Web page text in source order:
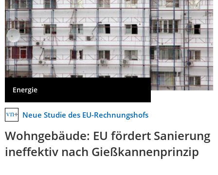
Energie
Neue Studie des EU-Rechnungshofs
Wohngebäude: EU fördert Sanierung
ineffektiv nach Gießkannenprinzip